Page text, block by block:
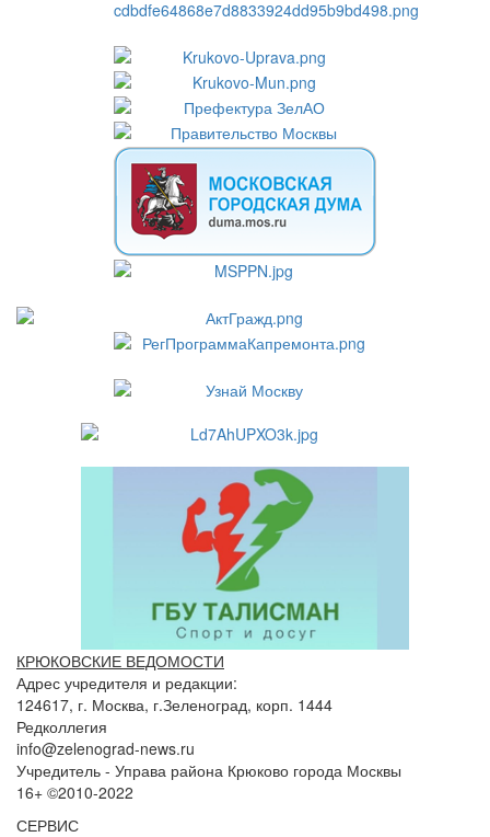
КРЮКОВСКИЕ ВЕДОМОСТИ
Адрес учредителя и редакции:
124617, г. Москва, г.Зеленоград, корп. 1444
Редколлегия
info@zelenograd-news.ru
Учредитель - Управа района Крюково города Москвы
16+ ©2010-2022
СЕРВИС